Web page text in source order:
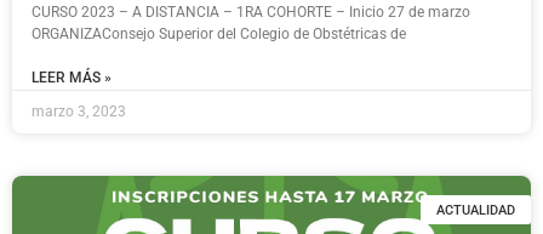
CURSO 2023 – A DISTANCIA – 1RA COHORTE – Inicio 27 de marzo
ORGANIZAConsejo Superior del Colegio de Obstétricas de
LEER MÁS »
marzo 3, 2023
ACTUALIDAD